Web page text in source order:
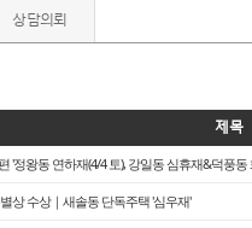
상담의뢰
제목
'정왕동 연하재(4/4 토), 강일동 심휴재&덕풍동
상 수상｜새솔동 단독주택 '심우재'